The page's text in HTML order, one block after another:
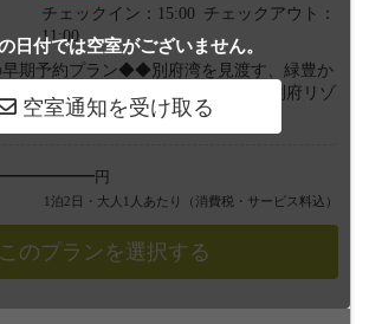
日付では空室がございません。
チェックイン：15:00 チェックアウト：
11:00
期予約プラン◆◆別府湾を見渡す、緑豊か
間。ANAインターコンチネンタル別府リゾ
景を臨... さらに表示
円
1泊2日・大人1人あたり （消費税・サービス料込）